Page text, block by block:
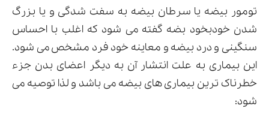
تومور بیضه یا سرطان بیضه به سفت شدگی و یا بزرگ
شدن خودبخود بضه گفته می شود که اغلب با احساس
سنگینی و درد بیضه و معاینه خود فرد مشخص می شود.
این بیماری به علت انتشار آن به دیگر اعضای بدن جزء
خطرناک ترین بیماری های بیضه می باشد و لذا توصیه می
شود: